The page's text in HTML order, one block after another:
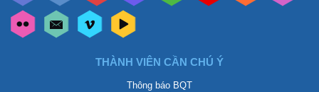
THÀNH VIÊN CẦN CHÚ Ý
Thông báo BQT